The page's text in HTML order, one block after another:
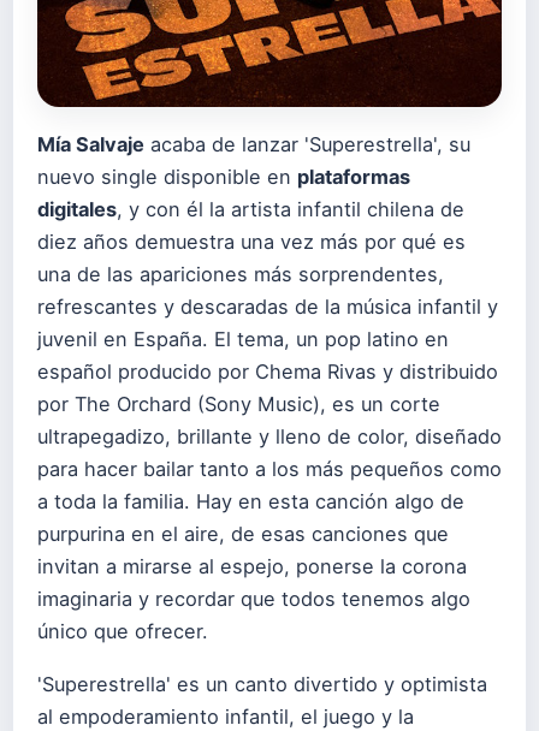
Mía Salvaje acaba de lanzar 'Superestrella', su
nuevo single disponible en plataformas
digitales, y con él la artista infantil chilena de
diez años demuestra una vez más por qué es
una de las apariciones más sorprendentes,
refrescantes y descaradas de la música infantil y
juvenil en España. El tema, un pop latino en
español producido por Chema Rivas y distribuido
por The Orchard (Sony Music), es un corte
ultrapegadizo, brillante y lleno de color, diseñado
para hacer bailar tanto a los más pequeños como
a toda la familia. Hay en esta canción algo de
purpurina en el aire, de esas canciones que
invitan a mirarse al espejo, ponerse la corona
imaginaria y recordar que todos tenemos algo
único que ofrecer.
'Superestrella' es un canto divertido y optimista
al empoderamiento infantil, el juego y la